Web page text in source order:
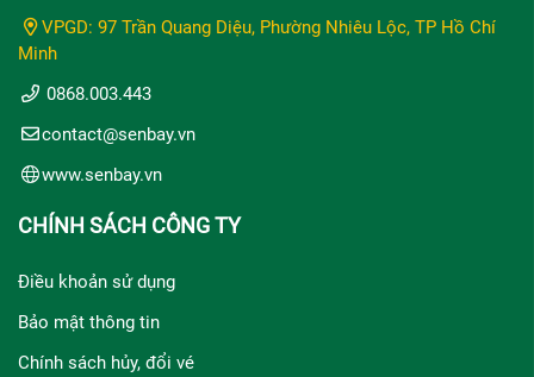
VPGD: 97 Trần Quang Diệu, Phường Nhiêu Lộc, TP Hồ Chí
Minh
0868.003.443
contact@senbay.vn
www.senbay.vn
CHÍNH SÁCH CÔNG TY
Điều khoản sử dụng
Bảo mật thông tin
Chính sách hủy, đổi vé